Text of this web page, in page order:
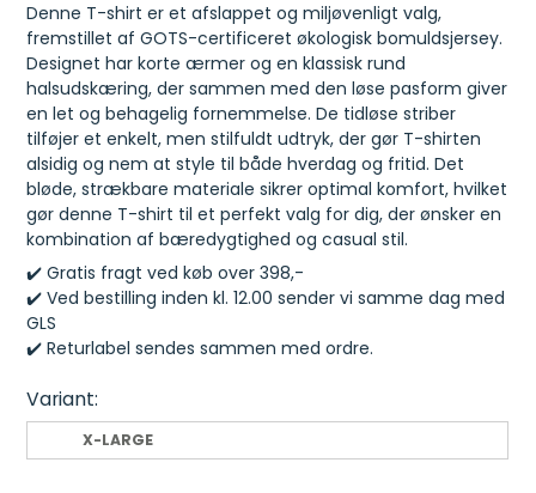
Denne T-shirt er et afslappet og miljøvenligt valg,
fremstillet af GOTS-certificeret økologisk bomuldsjersey.
Designet har korte ærmer og en klassisk rund
halsudskæring, der sammen med den løse pasform giver
en let og behagelig fornemmelse. De tidløse striber
tilføjer et enkelt, men stilfuldt udtryk, der gør T-shirten
alsidig og nem at style til både hverdag og fritid. Det
bløde, strækbare materiale sikrer optimal komfort, hvilket
gør denne T-shirt til et perfekt valg for dig, der ønsker en
kombination af bæredygtighed og casual stil.
✔️ Gratis fragt ved køb over 398,-
✔️ Ved bestilling inden kl. 12.00 sender vi samme dag med
GLS
✔️ Returlabel sendes sammen med ordre.
Variant:
X-LARGE